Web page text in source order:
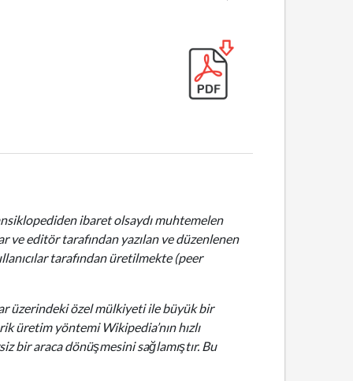
ibaret olsaydı muhtemelen
ve editör tarafından yazılan ve düzenlenen
tarafından üretilmekte (peer
üzerindeki özel mülkiyeti ile büyük bir
üretim yöntemi Wikipedia’nın hızlı
bir araca dönüşmesini sağlamıştır. Bu